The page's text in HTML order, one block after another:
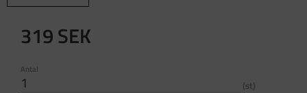
319SEK
Antal
st